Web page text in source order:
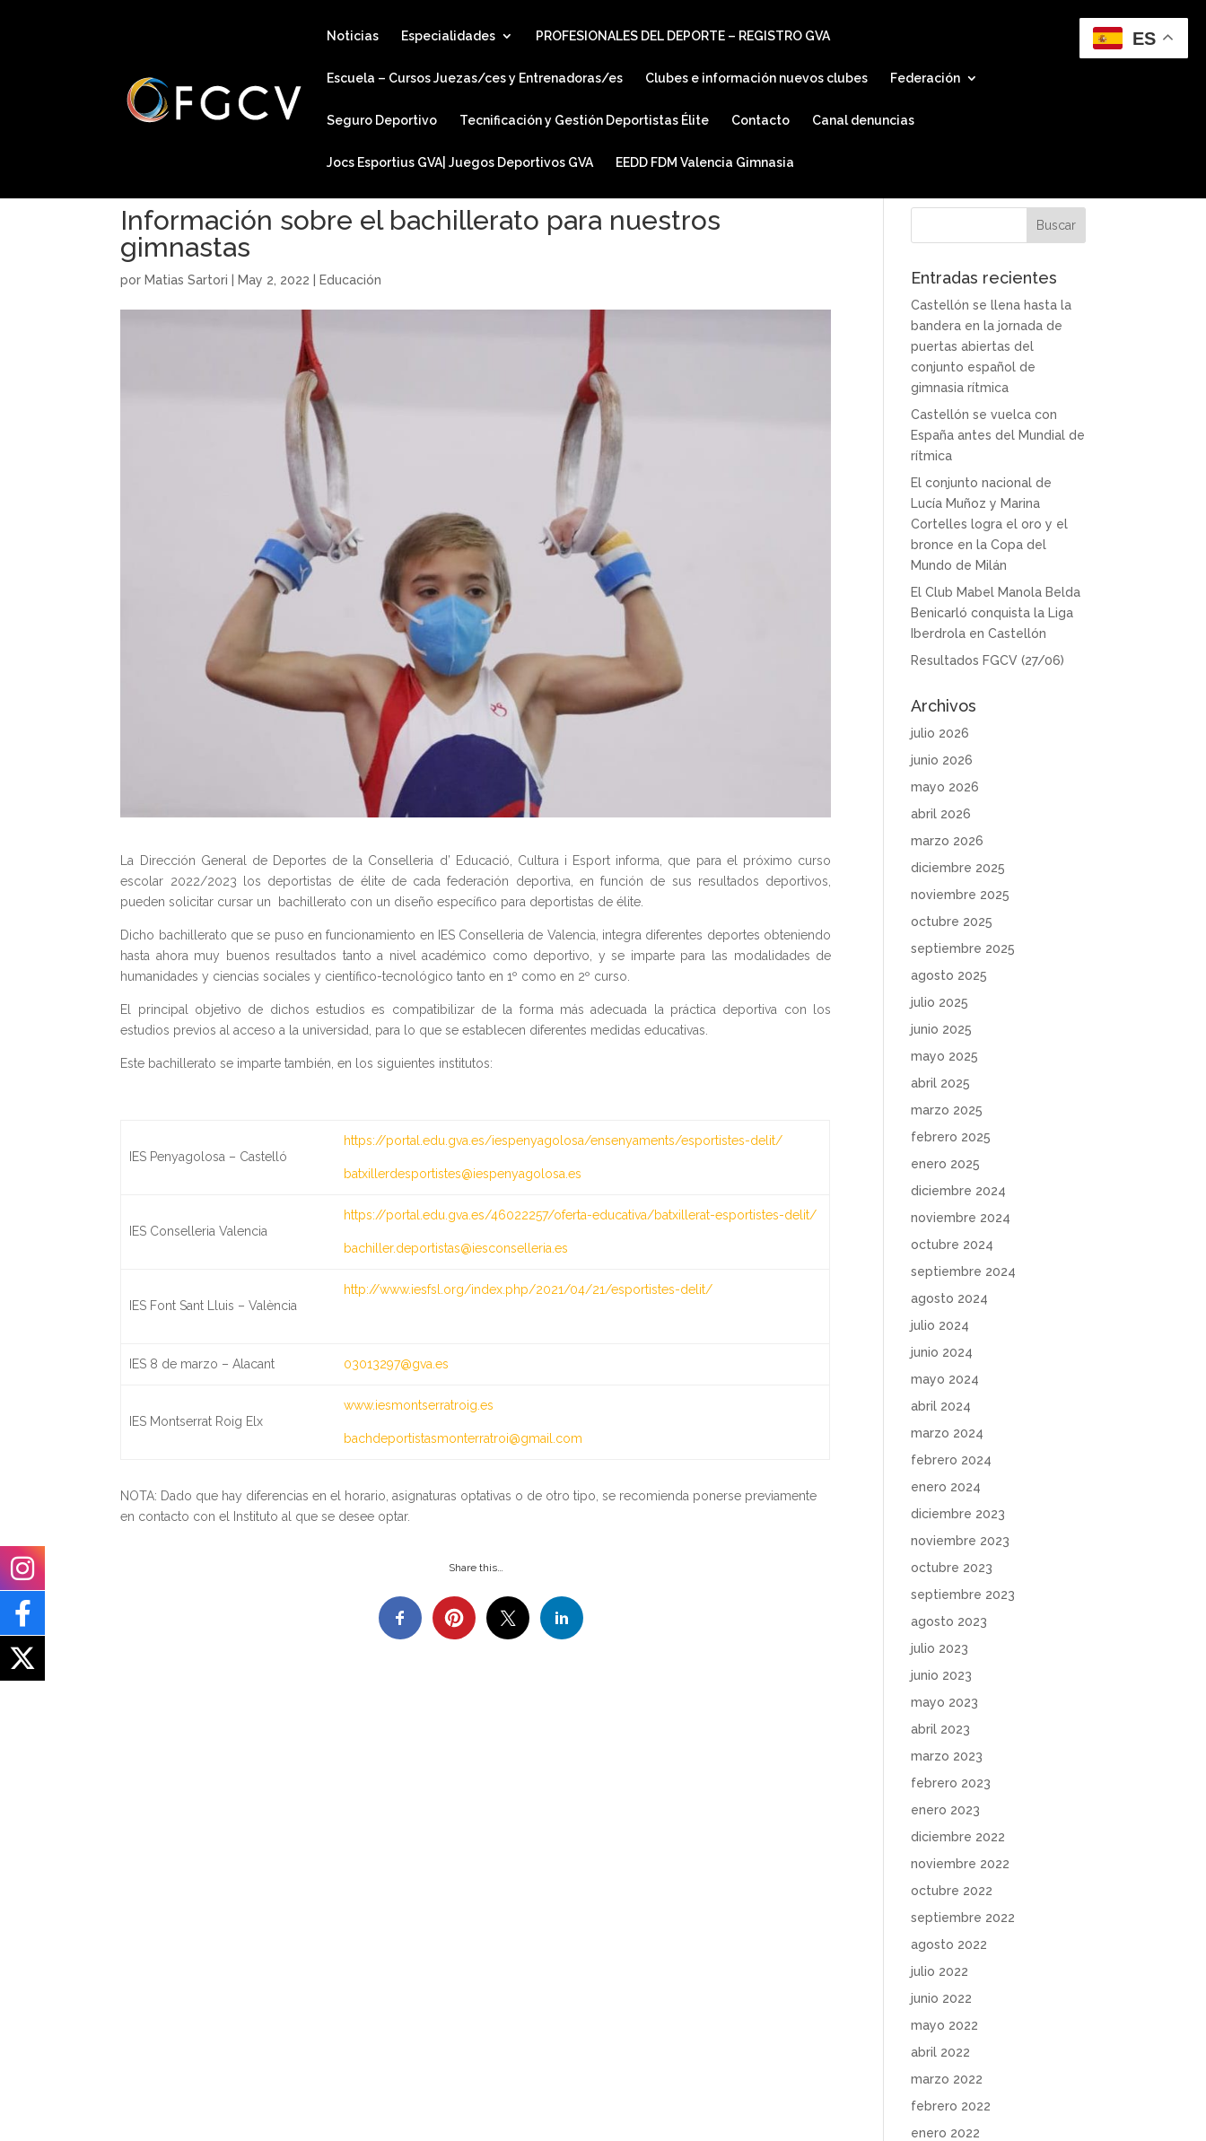
Noticias Especialidades PROFESIONALES DEL DEPORTE – REGISTRO GVA
Escuela – Cursos Juezas/ces y Entrenadoras/es Clubes e información nuevos clubes Federación
Seguro Deportivo Tecnificación y Gestión Deportistas Élite Contacto Canal denuncias
Jocs Esportius GVA| Juegos Deportivos GVA EEDD FDM Valencia Gimnasia
Información sobre el bachillerato para nuestros
gimnastas
por Matias Sartori May 2, 2022 Educación
La Dirección General de Deportes de la Conselleria d’ Educació, Cultura i Esport informa, que para el próximo curso
escolar 2022/2023 los deportistas de élite de cada federación deportiva, en función de sus resultados deportivos,
pueden solicitar cursar un bachillerato con un diseño específico para deportistas de élite.
Dicho bachillerato que se puso en funcionamiento en IES Conselleria de Valencia, integra diferentes deportes obteniendo
hasta ahora muy buenos resultados tanto a nivel académico como deportivo, y se imparte para las modalidades de
humanidades y ciencias sociales y científico-tecnológico tanto en 1º como en 2º curso.
El principal objetivo de dichos estudios es compatibilizar de la forma más adecuada la práctica deportiva con los
estudios previos al acceso a la universidad, para lo que se establecen diferentes medidas educativas.
Este bachillerato se imparte también, en los siguientes institutos:
IES Penyagolosa – Castelló
https://portal.edu.gva.es/iespenyagolosa/ensenyaments/esportistes-delit/
batxillerdesportistes@iespenyagolosa.es
IES Conselleria Valencia
https://portal.edu.gva.es/46022257/oferta-educativa/batxillerat-esportistes-delit/
bachiller.deportistas@iesconselleria.es
IES Font Sant Lluis – València
http://www.iesfsl.org/index.php/2021/04/21/esportistes-delit/
IES 8 de marzo – Alacant 03013297@gva.es
IES Montserrat Roig Elx
www.iesmontserratroig.es
bachdeportistasmonterratroi@gmail.com
NOTA: Dado que hay diferencias en el horario, asignaturas optativas o de otro tipo, se recomienda ponerse previamente
en contacto con el Instituto al que se desee optar.
Share this…
Entradas recientes
Castellón se llena hasta la
bandera en la jornada de
puertas abiertas del
conjunto español de
gimnasia rítmica
Castellón se vuelca con
España antes del Mundial de
rítmica
El conjunto nacional de
Lucía Muñoz y Marina
Cortelles logra el oro y el
bronce en la Copa del
Mundo de Milán
El Club Mabel Manola Belda
Benicarló conquista la Liga
Iberdrola en Castellón
Resultados FGCV (27/06)
Archivos
julio 2026
junio 2026
mayo 2026
abril 2026
marzo 2026
diciembre 2025
noviembre 2025
octubre 2025
septiembre 2025
agosto 2025
julio 2025
junio 2025
mayo 2025
abril 2025
marzo 2025
febrero 2025
enero 2025
diciembre 2024
noviembre 2024
octubre 2024
septiembre 2024
agosto 2024
julio 2024
junio 2024
mayo 2024
abril 2024
marzo 2024
febrero 2024
enero 2024
diciembre 2023
noviembre 2023
octubre 2023
septiembre 2023
agosto 2023
julio 2023
junio 2023
mayo 2023
abril 2023
marzo 2023
febrero 2023
enero 2023
diciembre 2022
noviembre 2022
octubre 2022
septiembre 2022
agosto 2022
julio 2022
junio 2022
mayo 2022
abril 2022
marzo 2022
febrero 2022
enero 2022
ES